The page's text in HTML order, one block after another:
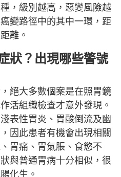
，級別越高，惡變風險越
變路徑中的其中一環，距
離。
狀？出現哪些警號
絕大多數個案是在照胃鏡
活組織檢查才意外發現。
表性胃炎、胃酸倒流及幽
因此患者有機會出現相關
胃痛、胃氣脹、食慾不
與普通胃病十分相似，很
化生。